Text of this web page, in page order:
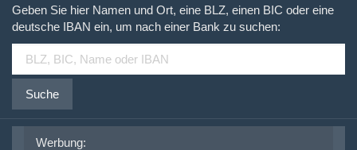
Geben Sie hier Namen und Ort, eine BLZ, einen BIC oder eine
deutsche IBAN ein, um nach einer Bank zu suchen:
Suche
Werbung: